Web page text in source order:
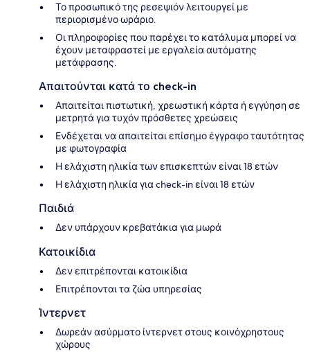
Το προσωπικό της ρεσεψιόν λειτουργεί με
περιορισμένο ωράριο.
Οι πληροφορίες που παρέχει το κατάλυμα μπορεί να
έχουν μεταφραστεί με εργαλεία αυτόματης
μετάφρασης.
Απαιτούνται κατά το check-in
Απαιτείται πιστωτική, χρεωστική κάρτα ή εγγύηση σε
μετρητά για τυχόν πρόσθετες χρεώσεις
Ενδέχεται να απαιτείται επίσημο έγγραφο ταυτότητας
με φωτογραφία
Η ελάχιστη ηλικία των επισκεπτών είναι 18 ετών
Η ελάχιστη ηλικία για check-in είναι 18 ετών
Παιδιά
Δεν υπάρχουν κρεβατάκια για μωρά
Κατοικίδια
Δεν επιτρέπονται κατοικίδια
Επιτρέπονται τα ζώα υπηρεσίας
Ίντερνετ
Δωρεάν ασύρματο ίντερνετ στους κοινόχρηστους
χώρους